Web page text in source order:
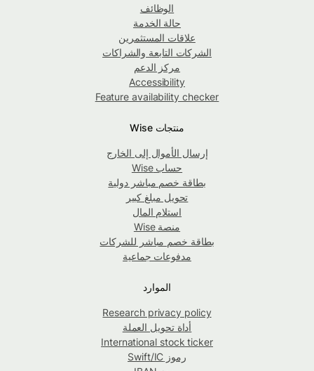
الوظائف
حالة الخدمة
علاقات المستثمرين
الشركات التابعة والشراكات
مركز الدعم
Accessibility
Feature availability checker
منتجات Wise
إرسال الأموال إلى الخارج
حساب Wise
بطاقة خصم مباشر دولية
تحويل مبلغ كبير
استلام المال
منصة Wise
بطاقة خصم مباشر للشركات
مدفوعات جماعية
الموارد
Research privacy policy
أداة تحويل العملة
International stock ticker
رموز Swift/IC